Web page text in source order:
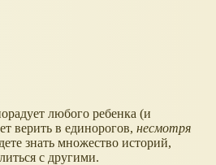
любого ребенка (и
верить в единорогов, несмотря
знать множество историй,
с другими.